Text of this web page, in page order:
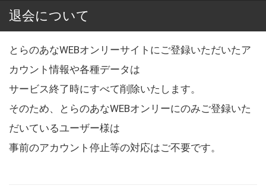
退会について
とらのあなWEBオンリーサイトにご登録いただいたア
カウント情報や各種データは
サービス終了時にすべて削除いたします。
そのため、とらのあなWEBオンリーにのみご登録いた
だいているユーザー様は
事前のアカウント停止等の対応はご不要です。